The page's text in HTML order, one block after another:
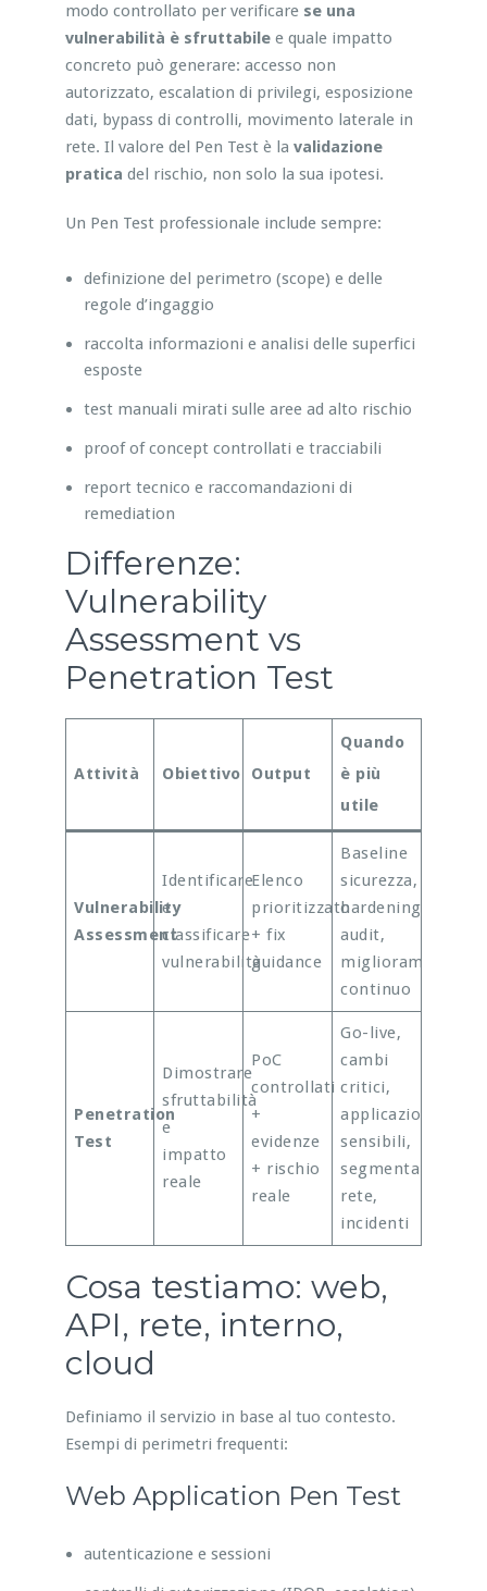
modo controllato per verificare se una
vulnerabilità è sfruttabilee quale impatto
concreto può generare: accesso non
autorizzato, escalation di privilegi, esposizione
dati, bypass di controlli, movimento laterale in
rete. Il valore del Pen Test è la validazione
pratica del rischio, non solo la sua ipotesi.
Un Pen Test professionale include sempre:
definizione del perimetro (scope) e delle
regole d’ingaggio
raccolta informazioni e analisi delle superfici
esposte
test manuali mirati sulle aree ad alto rischio
proof of concept controllati e tracciabili
report tecnico e raccomandazioni di
remediation
Differenze:
Vulnerability
Assessment vs
Penetration Test
Attività Obiettivo Output
Quando
è più
utile
Vulnerability
Assessment
Identificare
e
classificare
vulnerabilità
Elenco
prioritizzato
+ fix
guidance
Baseline
sicurezza,
hardening,
audit,
miglioramento
continuo
Penetration
Test
Dimostrare
sfruttabilità
e
impatto
reale
PoC
controllati
+
evidenze
+ rischio
reale
Go-live,
cambi
critici,
applicazioni
sensibili,
segmentazione
rete,
incidenti
Cosa testiamo: web,
API, rete, interno,
cloud
Definiamo il servizio in base al tuo contesto.
Esempi di perimetri frequenti:
Web Application Pen Test
autenticazione e sessioni